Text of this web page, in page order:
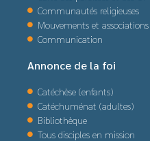
Communautés religieuses
Mouvements et associations
Communication
Annonce de la foi
Catéchèse (enfants)
Catéchuménat (adultes)
Bibliothèque
Tous disciples en mission